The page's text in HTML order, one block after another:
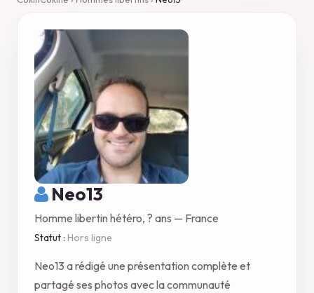
Neo13
Homme libertin hétéro, ? ans — France
Statut : Hors ligne
Neo13 a rédigé une présentation complète et
partagé ses photos avec la communauté